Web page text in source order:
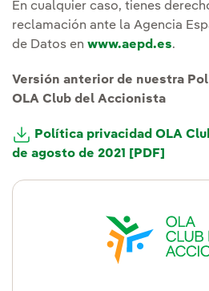
En cualquier caso, tienes
reclamación ante la Agencia
de Datos en www.aepd.es.
Versión anterior de nuestra
OLA Club del Accionista
Política privacidad OLA
de agosto de 2021 [PDF]